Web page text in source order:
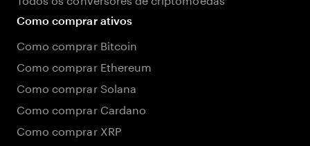
Como comprar ativos
Como comprar Bitcoin
Como comprar Ethereum
Como comprar Solana
Como comprar Cardano
Como comprar XRP